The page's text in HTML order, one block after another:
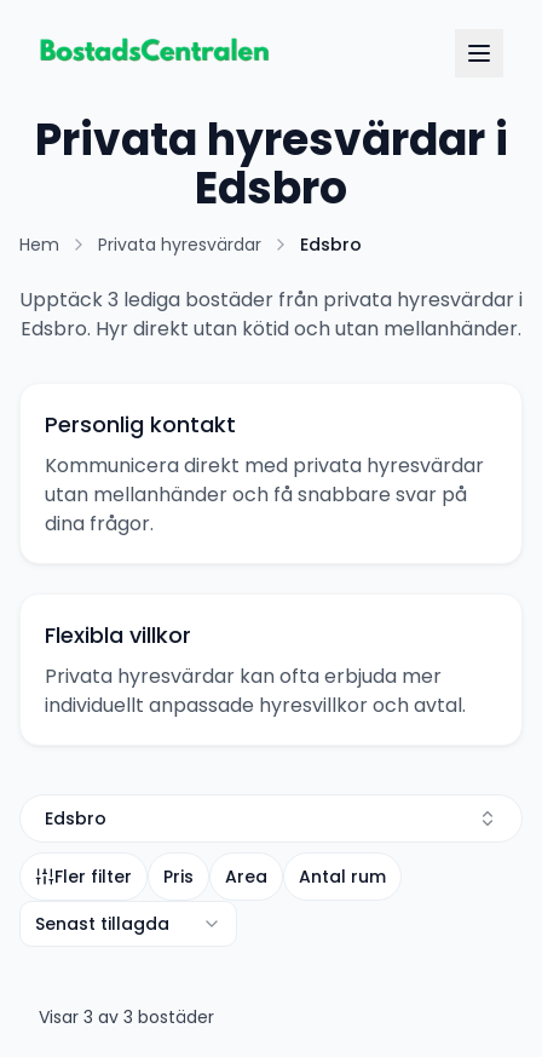
Privata hyresvärdar i
Edsbro
Hem Privata hyresvärdar Edsbro
Upptäck 3 lediga bostäder från privata hyresvärdar i
Edsbro. Hyr direkt utan kötid och utan mellanhänder.
Personlig kontakt
Kommunicera direkt med privata hyresvärdar
utan mellanhänder och få snabbare svar på
dina frågor.
Flexibla villkor
Privata hyresvärdar kan ofta erbjuda mer
individuellt anpassade hyresvillkor och avtal.
Edsbro
Fler filter Pris Area
Antal rum
Senast tillagda
Visar 3 av 3 bostäder